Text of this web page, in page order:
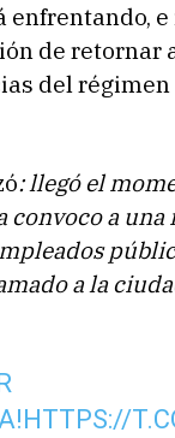
enfrentando,
de retornar
del régimen
: llegó el
convoco a
a la
HTTPS://